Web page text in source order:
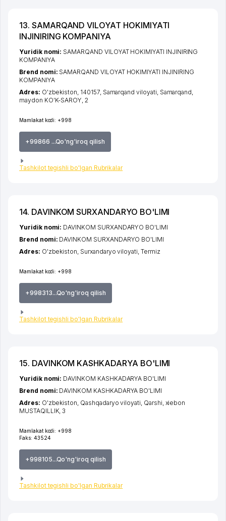
13. SAMARQAND VILOYAT HOKIMIYATI
INJINIRING KOMPANIYA
Mamlakat kodi: +998
+99866 ...Qo'ng'iroq qilish
Tashkilot tegishli bo'lgan Rubrikalar
Yuridik nomi: SAMARQAND VILOYAT HOKIMIYATI INJINIRING
KOMPANIYA
Brend nomi: SAMARQAND VILOYAT HOKIMIYATI INJINIRING
KOMPANIYA
Adres: O'zbekiston, 140157, Samarqand viloyati Samarqand
maydon KO'K-SAROY , 2
14. DAVINKOM SURXANDARYO BO'LIMI
Mamlakat kodi: +998
+998313...Qo'ng'iroq qilish
Tashkilot tegishli bo'lgan Rubrikalar
Yuridik nomi: DAVINKOM SURXANDARYO BO'LIMI
Brend nomi: DAVINKOM SURXANDARYO BO'LIMI
Adres: O'zbekiston, Surxandaryo viloyati Termiz
15. DAVINKOM KASHKADARYA BO'LIMI
Mamlakat kodi: +998
Faks: 43524
+998105...Qo'ng'iroq qilish
Tashkilot tegishli bo'lgan Rubrikalar
Yuridik nomi: DAVINKOM KASHKADARYA BO'LIMI
Brend nomi: DAVINKOM KASHKADARYA BO'LIMI
Adres: O'zbekiston, Qashqadaryo viloyati, Qarshi, xiеbon
MUSTAQILLIK, 3